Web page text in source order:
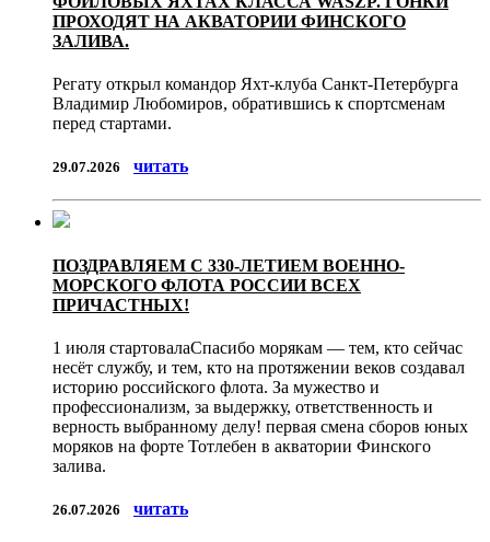
ПРОХОДЯТ НА АКВАТОРИИ ФИНСКОГО
ЗАЛИВА.
Регату открыл командор Яхт-клуба Санкт-Петербурга
Владимир Любомиров, обратившись к спортсменам
перед стартами.
29.07.2026 читать
ПОЗДРАВЛЯЕМ С 330-ЛЕТИЕМ ВОЕННО-
МОРСКОГО ФЛОТА РОССИИ ВСЕХ
ПРИЧАСТНЫХ!
1 июля стартовалаСпасибо морякам — тем, кто сейчас
несёт службу, и тем, кто на протяжении веков создавал
историю российского флота. За мужество и
профессионализм, за выдержку, ответственность и
верность выбранному делу! первая смена сборов юных
моряков на форте Тотлебен в акватории Финского
залива.
26.07.2026 читать